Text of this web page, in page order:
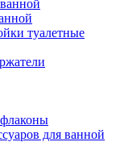
туалетные
для ванной